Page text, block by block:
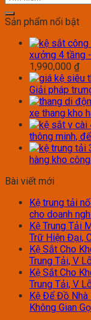
Sản phẩm nổi bật
xưởng 4 tầng
1,990,000 ₫
Giải pháp
xe thang kho
thông minh,
hàng kho
Bài viết mới
Kệ trung tải
cho doanh
Kệ Trung Tải
Trữ Hiện Đại,
Kệ Sắt Cho
Trung Tải, V
Kệ Sắt Cho
Trung Tải, V
Kệ Để Đồ Nhà
Không Gian